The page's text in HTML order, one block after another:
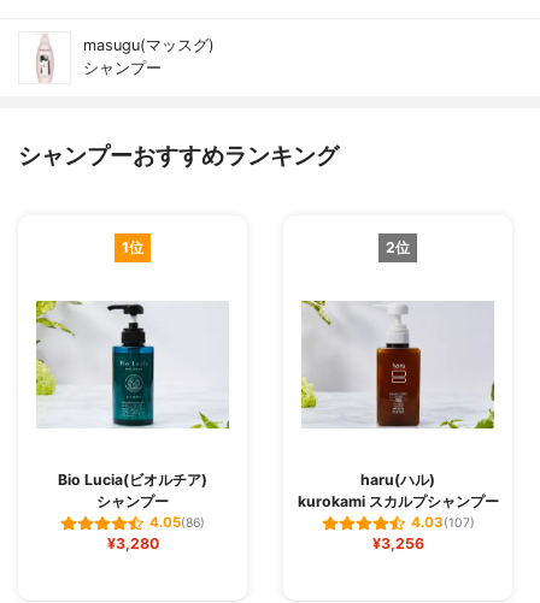
masugu(マッスグ)
シャンプー
シャンプーおすすめランキング
1位
Bio Lucia(ビオルチア)
シャンプー
4.05(86)
¥3,280
2位
haru(ハル)
kurokami スカルプシャンプー
4.03(107)
¥3,256